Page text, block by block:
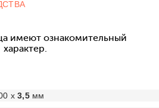
имеют ознакомительный
характер.
х3,5мм